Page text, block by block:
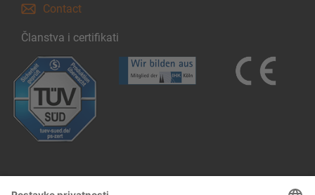
Contact
Članstva i certifikati